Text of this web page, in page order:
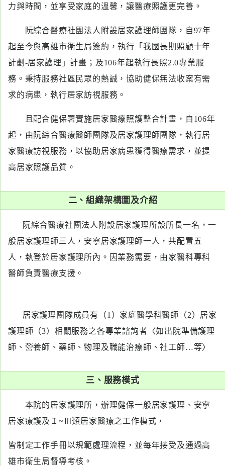
指
醫
藥
知
服
務
術
訊
息
區
專
區
永
力與時間，並享受家庭的溫馨，讓醫療照護更完善。
阮綜合醫療社團法人附設居家護理師團隊，自97年
起至今與高雄市衛生局簽約，執行「我國長期照顧十年
計劃-居家護理」計畫；及106年起執行長照2.0專業服
務。秉持服務社區民眾的熱誠，協助健保無法收案有需
求的病患，執行居家訪視服務。
且配合健保署實施居家醫療照護整合計畫，自106年
起，由阮綜合醫療醫師團隊及居家護理師團隊，執行居
家醫療訪視服務，以協助居家病患獲得醫療需求，並提
高居家照護品質。
二、組織架構圖及介紹
阮綜合醫療社團法人附設居家護理所設所長一名，一
般居家護理師三人，安寧居家護理師一人，共配置五
人，執登於居家護理所內。因業務需要，由家醫科專科
醫師負責醫療支援。
居家護理團隊成員有（1）家庭醫學科醫師（2）居家
護理師（3）相關服務之各專業諮詢者〈如出院準備護理
師、營養師、藥師、物理及職能治療師、社工師…等〉
三、服務模式
本院的居家護理所，辦理健保一般居家護理、安寧
居家療護及Ｉ~Ⅲ類居家醫療之工作模式，
皆制定工作手冊以規範處理流程，並每年接受及通過高
雄市衛生局督導考核。